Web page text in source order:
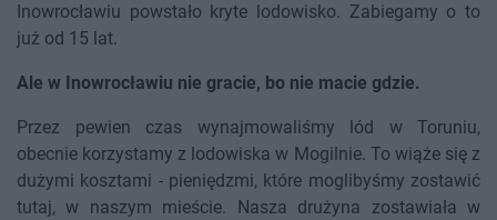
Inowrocławiu powstało kryte lodowisko. Zabiegamy o to
już od 15 lat.
Ale w Inowrocławiu nie gracie, bo nie macie gdzie.
Przez pewien czas wynajmowaliśmy lód w Toruniu,
obecnie korzystamy z lodowiska w Mogilnie. To wiąże się z
dużymi kosztami - pieniędzmi, które moglibyśmy zostawić
tutaj, w naszym mieście. Nasza drużyna zostawiała w